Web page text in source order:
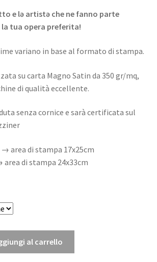
prezzo:
29,00 €
a
39,00 €
e lə artistə che ne fanno parte
tua opera preferita!
variano in base al formato di stampa.
su carta Magno Satin da 350 gr/mq,
di qualità eccellente.
senza cornice e sarà certificata sul
area di stampa 17x25cm
di stampa 24x33cm
al carrello